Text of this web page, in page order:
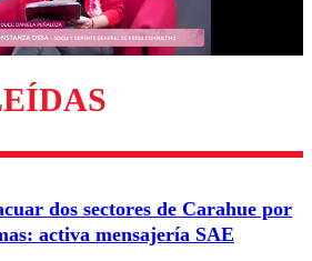
Enviar comentario
dos sectores de Carahue por
activa mensajería SAE